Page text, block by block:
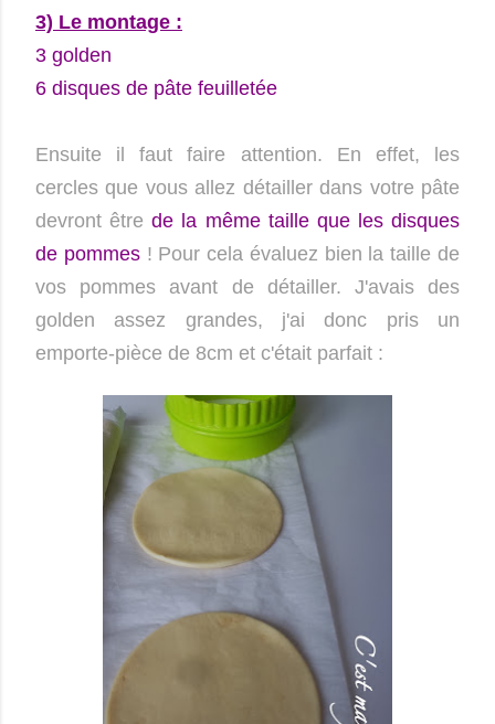
3) Le montage :
3 golden
6 disques de pâte feuilletée
Ensuite il faut faire attention. En effet, les
cercles que vous allez détailler dans votre pâte
devront êtrede la même taille que les disques
de pommes ! Pour cela évaluez bien la taille de
vos pommes avant de détailler. J'avais des
golden assez grandes, j'ai donc pris un
emporte-pièce de 8cm et c'était parfait :